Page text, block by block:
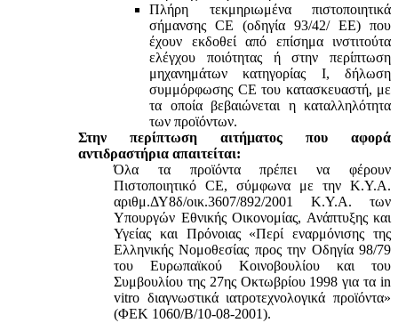
Πλήρη τεκμηριωμένα πιστοποιητικά
σήμανσης CE (οδηγία 93/42/ ΕΕ) που
έχουν εκδοθεί από επίσημα ινστιτούτα
ελέγχου ποιότητας ή στην περίπτωση
μηχανημάτων κατηγορίας Ι, δήλωση
συμμόρφωσης CE του κατασκευαστή, με
τα οποία βεβαιώνεται η καταλληλότητα
των προϊόντων.
Στην περίπτωση αιτήματος που αφορά
αντιδραστήρια απαιτείται:
Όλα τα προϊόντα πρέπει να φέρουν
Πιστοποιητικό CE, σύμφωνα με την Κ.Υ.Α.
αριθμ.ΔΥ8δ/οικ.3607/892/2001 Κ.Υ.Α. των
Υπουργών Εθνικής Οικονομίας, Ανάπτυξης και
Υγείας και Πρόνοιας «Περί εναρμόνισης της
Ελληνικής Νομοθεσίας προς την Οδηγία 98/79
του Ευρωπαϊκού Κοινοβουλίου και του
Συμβουλίου της 27ης Οκτωβρίου 1998 για τα in
vitro διαγνωστικά ιατροτεχνολογικά προϊόντα»
(ΦΕΚ 1060/Β/10-08-2001).